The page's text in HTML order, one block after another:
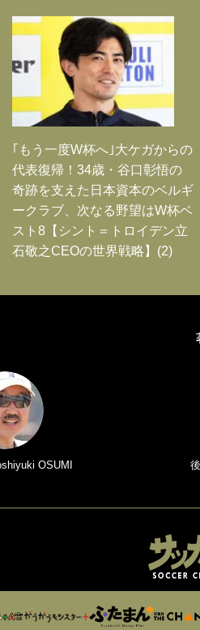
｢もう一度W杯へ｣大ケガからの
代表復帰！34歳・谷口彰悟の
奇跡を支えた日本資本のベルギ
ークラブ、次なる野望はW杯ベ
スト8【シント＝トロイデン立
石敬之CEOの世界戦略】(2)
OSUMI